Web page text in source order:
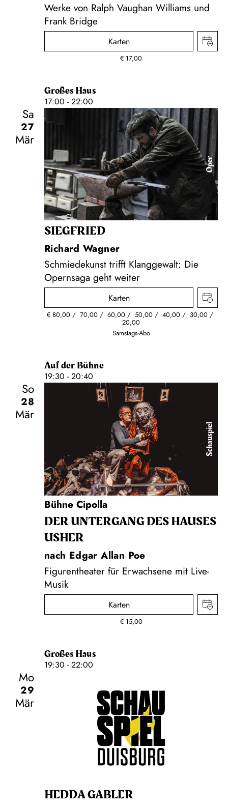
Werke von Ralph Vaughan Williams und
Frank Bridge
Karten
€ 17,00
Großes Haus
17:00 - 22:00
Sa
27
Mär
Oper
SIEG­FRIED
Richard Wagner
Schmiedekunst trifft Klanggewalt: Die
Opernsaga geht weiter
Karten
€ 80,00 70,00 60,00 50,00 40,00 30,00
20,00
Samstags-Abo
Auf der Bühne
19:30 - 20:40
So
28
Mär
Schauspiel
Bühne Cipolla
DER UNTER­GANG DES HAUSES
USHER
nach Edgar Allan Poe
Figurentheater für Erwachsene mit Live-
Musik
Karten
€ 15,00
Großes Haus
19:30 - 22:00
Mo
29
Mär
HEDDA GABLER